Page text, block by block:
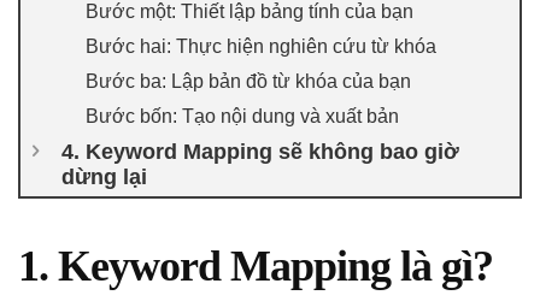
Bước một: Thiết lập bảng tính của bạn
Bước hai: Thực hiện nghiên cứu từ khóa
Bước ba: Lập bản đồ từ khóa của bạn
Bước bốn: Tạo nội dung và xuất bản
4. Keyword Mapping sẽ không bao giờ
dừng lại
1. Keyword Mapping là gì?